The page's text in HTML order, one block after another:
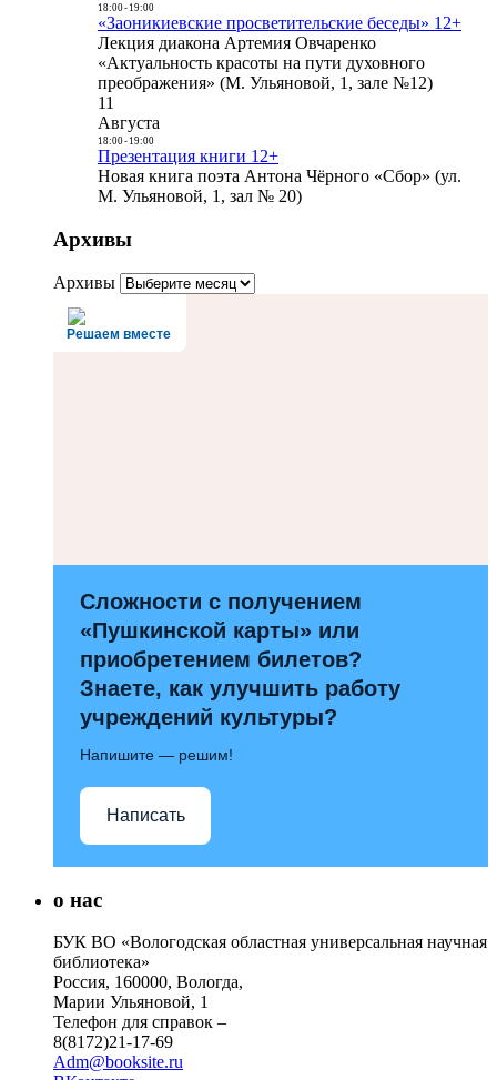
18:00- 19:00
«Заоникиевские просветительские беседы» 12+
Лекция диакона Артемия Овчаренко
«Актуальность красоты на пути духовного
преображения» (М. Ульяновой, 1, зале №12)
11
Августа
18:00- 19:00
Презентация книги 12+
Новая книга поэта Антона Чёрного «Сбор» (ул.
М. Ульяновой, 1, зал № 20)
Архивы
Архивы
Решаем вместе
Сложности с получением
«Пушкинской карты» или
приобретением билетов?
Знаете, как улучшить работу
учреждений культуры?
Напишите — решим!
Написать
о нас
БУК ВО «Вологодская областная универсальная научная
библиотека»
Россия, 160000, Вологда,
Марии Ульяновой, 1
Телефон для справок –
8(8172)21-17-69
Adm@booksite.ru